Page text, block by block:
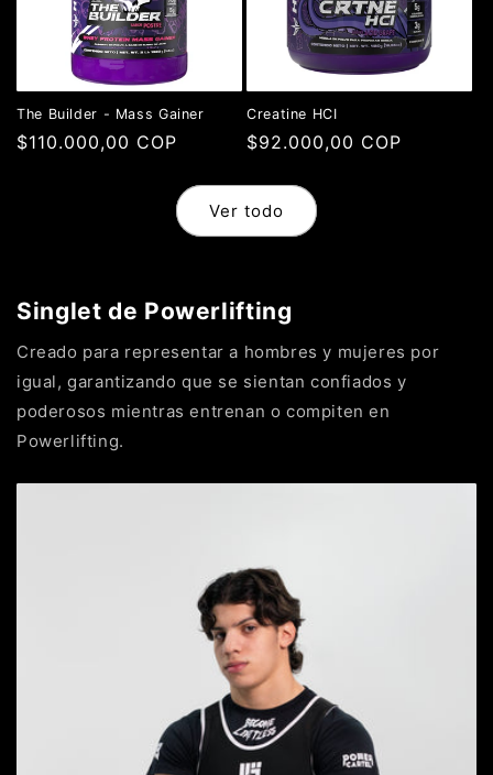
The Builder - Mass Gainer
Precio
$110.000,00 COP
Creatine HCI
Precio
$92.000,00 COP
Ver todo
Singlet de Powerlifting
Creado para representar a hombres y mujeres por
igual, garantizando que se sientan confiados y
poderosos mientras entrenan o compiten en
Powerlifting.